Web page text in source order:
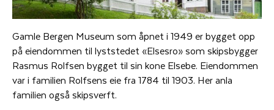
Gamle Bergen Museum som åpnet i 1949 er bygget opp
på eiendommen til lyststedet «Elsesro» som skipsbygger
Rasmus Rolfsen bygget til sin kone Elsebe. Eiendommen
var i familien Rolfsens eie fra 1784 til 1903. Her anla
familien også skipsverft.